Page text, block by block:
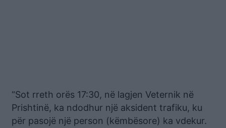
“Sot rreth orës 17:30, në lagjen Veternik në
Prishtinë, ka ndodhur një aksident trafiku, ku
për pasojë një person (këmbësore) ka vdekur.